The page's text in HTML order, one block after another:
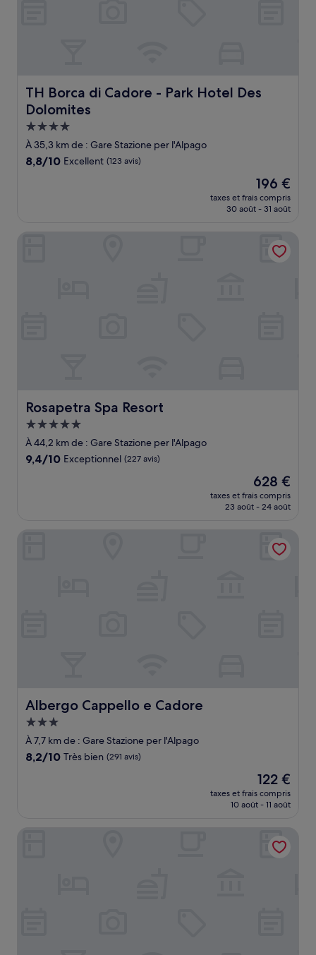
TH Borca di Cadore - Park Hotel Des
Dolomites
TH Borca di Cadore - Park Hotel Des Dolomites
Hébergement
4.0 étoiles
À 35,3 km de : Gare Stazione per l'Alpago
8.8
8,8/10 Excellent (123 avis)
Le
nouveau
prix
de
196 €
196 €
taxes et frais compris
30 août - 31 août
Rosapetra Spa Resort
Rosapetra Spa Resort
Hébergement
5.0 étoiles
À 44,2 km de : Gare Stazione per l'Alpago
9.4
9,4/10 Exceptionnel (227 avis)
Le
nouveau
prix
de
628 €
628 €
taxes et frais compris
23 août - 24 août
Albergo Cappello e Cadore
Albergo Cappello e Cadore
Hébergement
3.0 étoiles
À 7,7 km de : Gare Stazione per l'Alpago
8.2
8,2/10 Très bien (291 avis)
Le
nouveau
prix
de
122 €
122 €
taxes et frais compris
10 août - 11 août